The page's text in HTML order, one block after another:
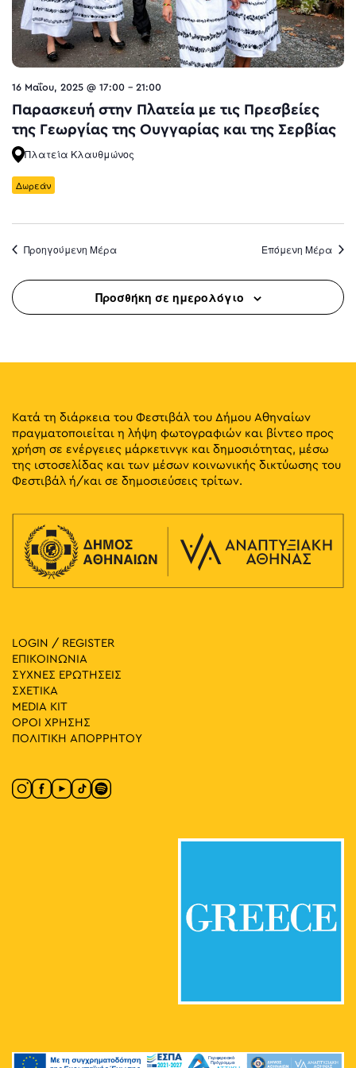
16 Μαΐου, 2025 @ 17:00 - 21:00
Παρασκευή στην Πλατεία με τις Πρεσβείες
της Γεωργίας της Ουγγαρίας και της Σερβίας
Πλατεία Κλαυθμώνος
Δωρεάν
Προηγούμενη Μέρα Επόμενη Μέρα
Προσθήκη σε ημερολόγιο
Κατά τη διάρκεια του Φεστιβάλ του Δήμου Αθηναίων
πραγματοποιείται η λήψη φωτογραφιών και βίντεο προς
χρήση σε ενέργειες μάρκετινγκ και δημοσιότητας, μέσω
της ιστοσελίδας και των μέσων κοινωνικής δικτύωσης του
Φεστιβάλ ή/και σε δημοσιεύσεις τρίτων.
LOGIN / REGISTER
ΕΠΙΚΟΙΝΩΝΙΑ
ΣΥΧΝΕΣ ΕΡΩΤΗΣΕΙΣ
ΣΧΕΤΙΚΑ
MEDIA ΚIT
ΟΡΟΙ ΧΡΗΣΗΣ
ΠΟΛΙΤΙΚΗ ΑΠΟΡΡΗΤΟΥ